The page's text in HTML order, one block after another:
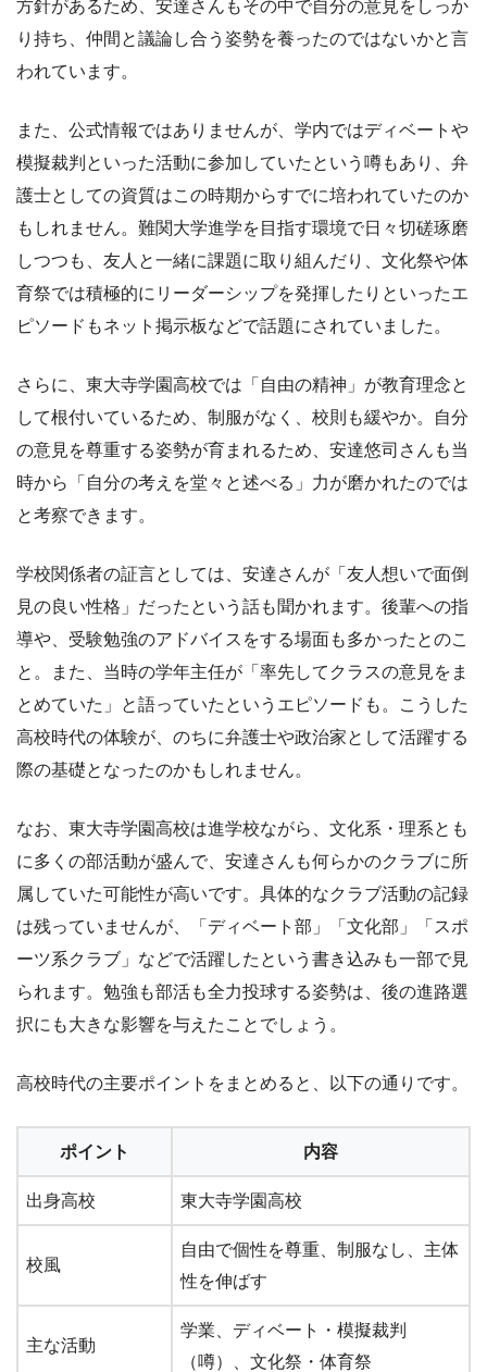
方針があるため、安達さんもその中で自分の意見をしっか
り持ち、仲間と議論し合う姿勢を養ったのではないかと言
われています。
また、公式情報ではありませんが、学内ではディベートや
模擬裁判といった活動に参加していたという噂もあり、弁
護士としての資質はこの時期からすでに培われていたのか
もしれません。難関大学進学を目指す環境で日々切磋琢磨
しつつも、友人と一緒に課題に取り組んだり、文化祭や体
育祭では積極的にリーダーシップを発揮したりといったエ
ピソードもネット掲示板などで話題にされていました。
さらに、東大寺学園高校では「自由の精神」が教育理念と
して根付いているため、制服がなく、校則も緩やか。自分
の意見を尊重する姿勢が育まれるため、安達悠司さんも当
時から「自分の考えを堂々と述べる」力が磨かれたのでは
と考察できます。
学校関係者の証言としては、安達さんが「友人想いで面倒
見の良い性格」だったという話も聞かれます。後輩への指
導や、受験勉強のアドバイスをする場面も多かったとのこ
と。また、当時の学年主任が「率先してクラスの意見をま
とめていた」と語っていたというエピソードも。こうした
高校時代の体験が、のちに弁護士や政治家として活躍する
際の基礎となったのかもしれません。
なお、東大寺学園高校は進学校ながら、文化系・理系とも
に多くの部活動が盛んで、安達さんも何らかのクラブに所
属していた可能性が高いです。具体的なクラブ活動の記録
は残っていませんが、「ディベート部」「文化部」「スポ
ーツ系クラブ」などで活躍したという書き込みも一部で見
られます。勉強も部活も全力投球する姿勢は、後の進路選
択にも大きな影響を与えたことでしょう。
高校時代の主要ポイントをまとめると、以下の通りです。
ポイント 内容
出身高校 東大寺学園高校
校風
自由で個性を尊重、制服なし、主体
性を伸ばす
主な活動
学業、ディベート・模擬裁判
（噂）、文化祭・体育祭